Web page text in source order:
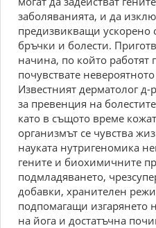
заболяванията, и да
предизвикващи ускорено
бръчки и болести.
начина, по който работят
почувствате
Известният дерматолог
за превенция на
като в същото време
организмът се чувства
науката нутригеномика
гените и биохимичните
подмладяването,
добавки, хранителен
подпомагащи изгарянето
на йога и достатъчна